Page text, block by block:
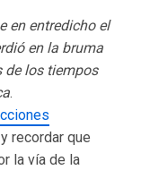
en entredicho el
en la bruma
de los tiempos
.
recordar que
la vía de la